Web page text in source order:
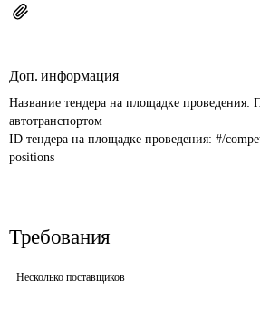
Доп. информация
Название тендера на площадке проведения:
автотранспортом
ID тендера на площадке проведения: #/
positions
Требования
Несколько поставщиков